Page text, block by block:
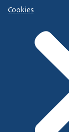
Cookies